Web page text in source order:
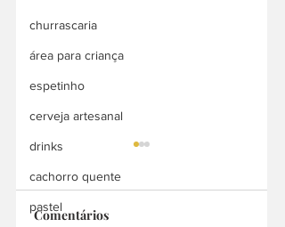
churrascaria
área para criança
espetinho
cerveja artesanal
drinks
cachorro quente
pastel
Comentários